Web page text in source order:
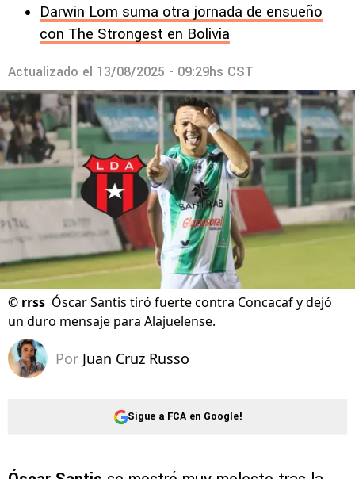
Darwin Lom suma otra jornada de ensueño
con The Strongest en Bolivia
Actualizado el 13/08/2025 - 09:29hs CST
© rrss Óscar Santis tiró fuerte contra Concacaf y dejó
un duro mensaje para Alajuelense.
Por Juan Cruz Russo
Sigue a FCA en Google!